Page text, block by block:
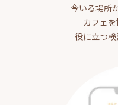
今いる場所
カフェ
役に立つ検